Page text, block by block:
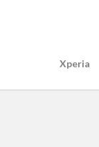
Xperia